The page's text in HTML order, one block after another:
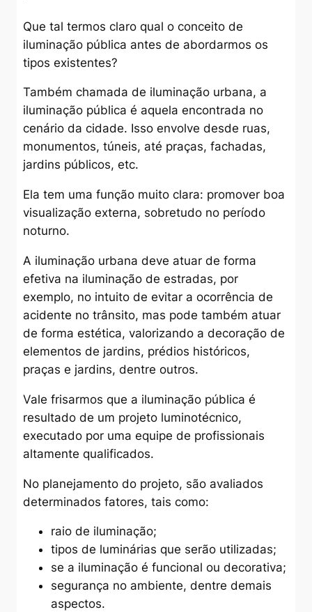
Que tal termos claro qual o conceito de
iluminação pública antes de abordarmos os
tipos existentes?
Também chamada de iluminação urbana, a
iluminação pública é aquela encontrada no
cenário da cidade. Isso envolve desde ruas,
monumentos, túneis, até praças, fachadas,
jardins públicos, etc.
Ela tem uma função muito clara: promover boa
visualização externa, sobretudo no período
noturno.
A iluminação urbana deve atuar de forma
efetiva na iluminação de estradas, por
exemplo, no intuito de evitar a ocorrência de
acidente no trânsito, mas pode também atuar
de forma estética, valorizando a decoração de
elementos de jardins, prédios históricos,
praças e jardins, dentre outros.
Vale frisarmos que a iluminação pública é
resultado de um projeto luminotécnico,
executado por uma equipe de profissionais
altamente qualificados.
No planejamento do projeto, são avaliados
determinados fatores, tais como:
raio de iluminação;
tipos de luminárias que serão utilizadas;
se a iluminação é funcional ou decorativa;
segurança no ambiente, dentre demais
aspectos.